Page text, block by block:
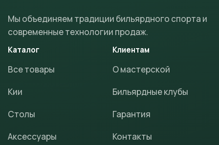
Мы объединяем традиции бильярдного спорта и
современные технологии продаж.
Каталог
Все товары
Кии
Столы
Аксессуары
Клиентам
О мастерской
Бильярдные клубы
Гарантия
Контакты